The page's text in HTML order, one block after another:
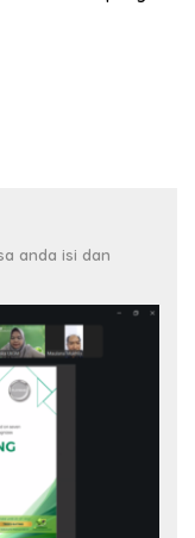
anda isi dan